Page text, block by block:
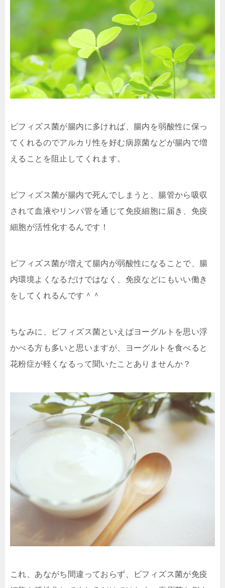
ビフィズス菌が腸内に多ければ、
腸内を弱酸性に保っ
てくれるのでアルカリ性を好む病原菌などが腸内で増
えることを阻止 してくれます。
ビフィズス菌が腸内で死んでしまうと、腸管から吸収
されて血液やリンパ管を通じて免疫細胞に届き、 免疫
細胞が活性化するんです！
ビフィズス菌が増えて腸内が弱酸性になることで、腸
内環境よくなるだけではなく、免疫などにもいい働き
をしてくれるんです＾＾
ちなみに、ビフィズス菌といえばヨーグルトを思い浮
かべる方も多いと思いますが、
ヨーグルトを食べると
花粉症が軽くなる って聞いたことありませんか？
これ、あながち間違っておらず、ビフィズス菌が免疫